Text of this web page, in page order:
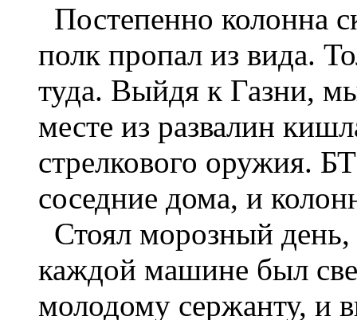
Постепенно колонна
полк пропал из вида.
туда. Выйдя к Газни,
месте из развалин
стрелкового оружия.
соседние дома, и
Стоял морозный день,
каждой машине был
молодому сержанту,